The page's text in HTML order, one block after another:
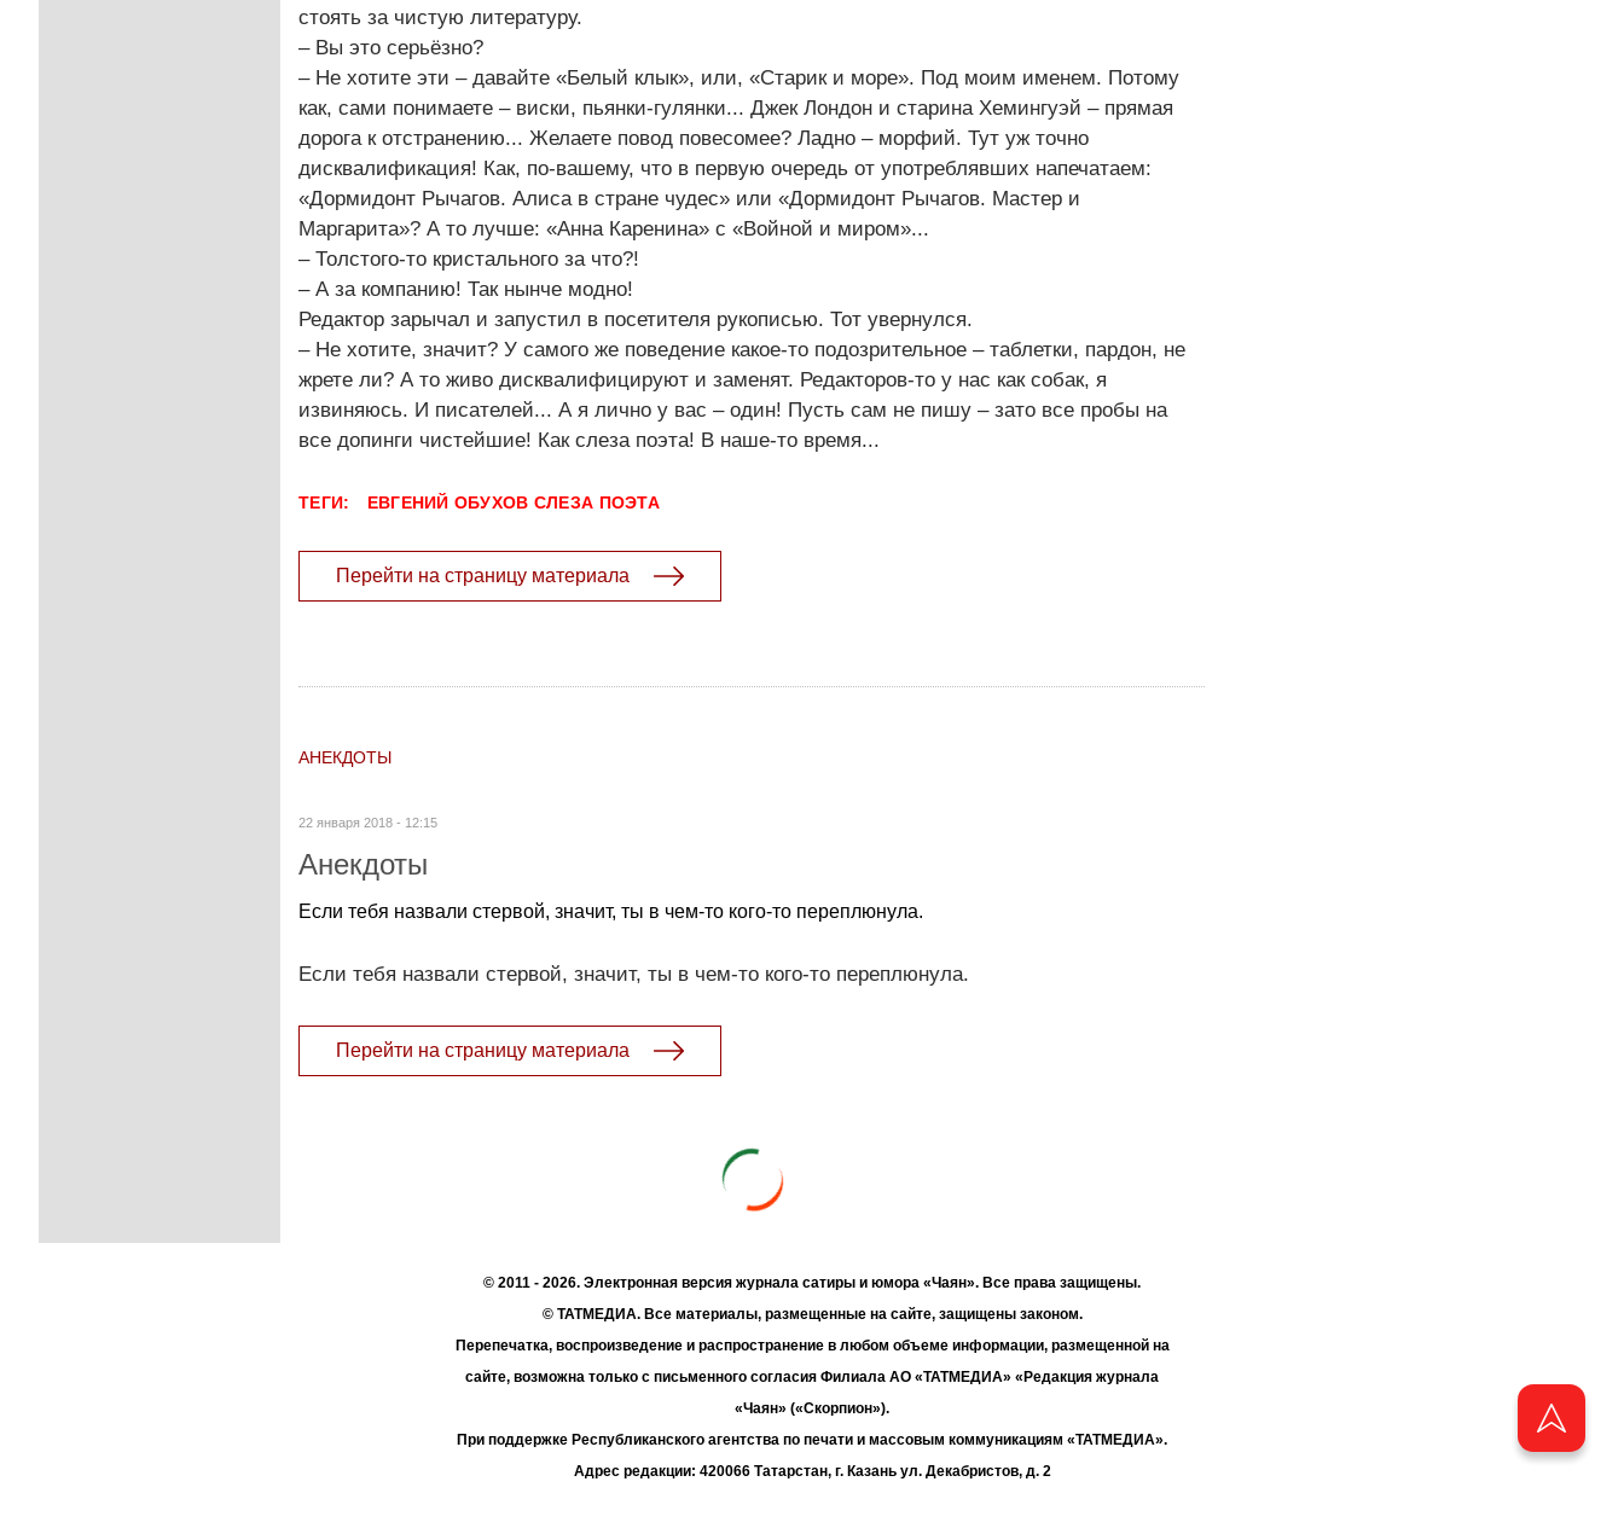
стоять за чистую литературу.
– Вы это серьёзно?
– Не хотите эти – давайте «Белый клык», или, «Старик и море». Под моим именем. Потому
как, сами понимаете – виски, пьянки-гулянки... Джек Лондон и старина Хемингуэй – прямая
дорога к отстранению... Желаете повод повесомее? Ладно – морфий. Тут уж точно
дисквалификация! Как, по-вашему, что в первую очередь от употреблявших напечатаем:
«Дормидонт Рычагов. Алиса в стране чудес» или «Дормидонт Рычагов. Мастер и
Маргарита»? А то лучше: «Анна Каренина» с «Войной и миром»...
– Толстого-то кристального за что?!
– А за компанию! Так нынче модно!
Редактор зарычал и запустил в посетителя рукописью. Тот увернулся.
– Не хотите, значит? У самого же поведение какое-то подозрительное – таблетки, пардон, не
жрете ли? А то живо дисквалифицируют и заменят. Редакторов-то у нас как собак, я
извиняюсь. И писателей... А я лично у вас – один! Пусть сам не пишу – зато все пробы на
все допинги чистейшие! Как слеза поэта! В наше-то время...
ТЕГИ: ЕВГЕНИЙ ОБУХОВ СЛЕЗА ПОЭТА
Перейти на страницу материала
АНЕКДОТЫ
22 января 2018 - 12:15
Анекдоты
Если тебя назвали стервой, значит, ты в чем-то кого-то переплюнула.
Если тебя назвали стервой, значит, ты в чем-то кого-то переплюнула.
Перейти на страницу материала
© 2011 - 2026. Электронная версия журнала сатиры и юмора «Чаян». Все права защищены.
© ТАТМЕДИА. Все материалы, размещенные на сайте, защищены законом.
Перепечатка, воспроизведение и распространение в любом объеме информации, размещенной на
сайте, возможна только с письменного согласия Филиала АО «ТАТМЕДИА» «Редакция журнала
«Чаян» («Скорпион»).
При поддержке Республиканского агентства по печати и массовым коммуникациям «ТАТМЕДИА».
Адрес редакции: 420066 Татарстан, г. Казань ул. Декабристов, д. 2